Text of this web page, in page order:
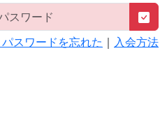
スワードを忘れた ｜ 入会方法